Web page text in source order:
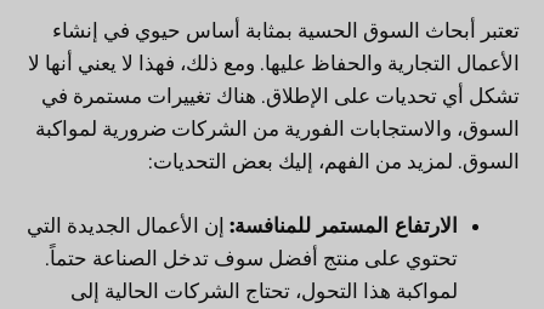
تعتبر أبحاث السوق الحسية بمثابة أساس حيوي في إنشاء
الأعمال التجارية والحفاظ عليها. ومع ذلك، فهذا لا يعني أنها لا
تشكل أي تحديات على الإطلاق. هناك تغييرات مستمرة في
السوق، والاستجابات الفورية من الشركات ضرورية لمواكبة
السوق. لمزيد من الفهم، إليك بعض التحديات:
الارتفاع المستمر للمنافسة: إن الأعمال الجديدة التي
تحتوي على منتج أفضل سوف تدخل الصناعة حتماً.
لمواكبة هذا التحول، تحتاج الشركات الحالية إلى